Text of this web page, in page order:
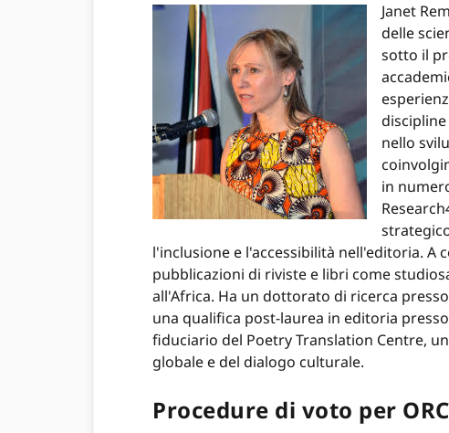
Janet
delle
sotto il
nello
in
l'inclusione e l'accessibilità nell'editoria. A
pubblicazioni di riviste e libri come
all'Africa. Ha un dottorato di ricerca
una qualifica post-laurea in editoria
fiduciario del Poetry Translation Centre,
globale e del dialogo culturale.
Procedure di voto per